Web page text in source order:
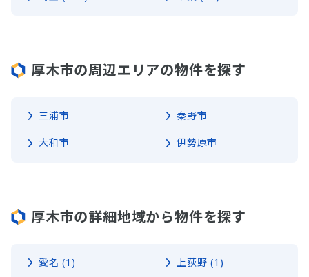
厚木市の周辺エリアの物件を探す
三浦市 秦野市
大和市 伊勢原市
厚木市の詳細地域から物件を探す
愛名 (1) 上荻野 (1)